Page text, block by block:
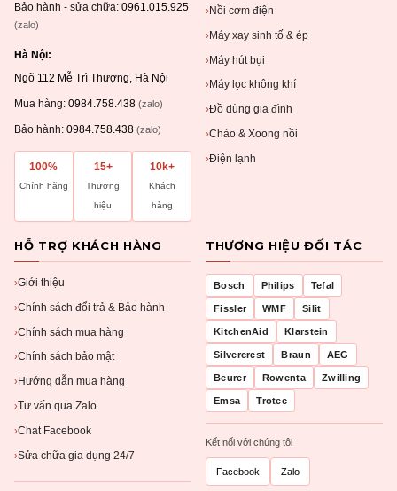
Bảo hành - sửa chữa: 0961.015.925
(zalo)
Hà Nội:
Ngõ 112 Mễ Trì Thượng, Hà Nội
Mua hàng: 0984.758.438 (zalo)
Bảo hành: 0984.758.438 (zalo)
100%
Chính hãng
15+
Thương
hiệu
10k+
Khách
hàng
› Nồi cơm điện
›Máy xay sinh tố & ép
›Máy hút bụi
› Máy lọc không khí
›Đồ dùng gia đình
›Chảo & Xoong nồi
›Điện lạnh
HỖ TRỢ KHÁCH HÀNG
›Giới thiệu
›Chính sách đổi trả & Bảo hành
›Chính sách mua hàng
›Chính sách bảo mật
› Hướng dẫn mua hàng
›Tư vấn qua Zalo
›Chat Facebook
›Sửa chữa gia dụng 24/7
THƯƠNG HIỆU ĐỐI TÁC
Bosch Philips Tefal
Fissler WMF Silit
KitchenAid Klarstein
Silvercrest Braun AEG
Beurer Rowenta Zwilling
Emsa Trotec
Kết nối với chúng tôi
Facebook Zalo